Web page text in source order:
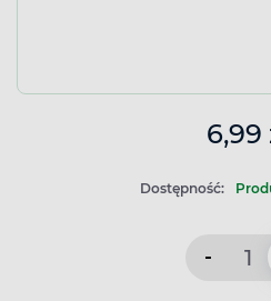
6,99
Dostępność:
-